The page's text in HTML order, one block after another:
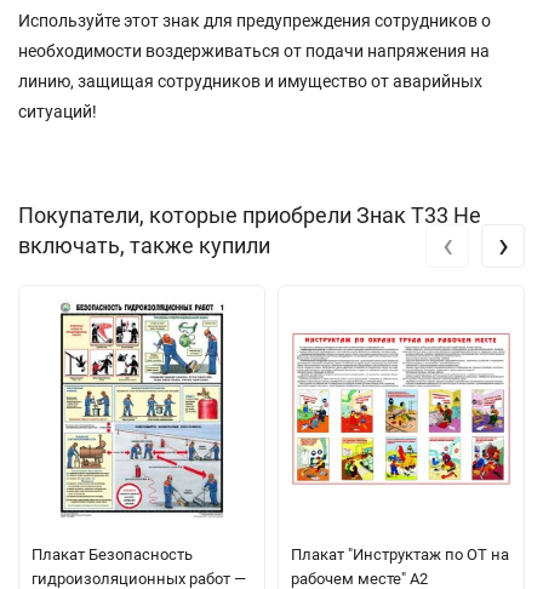
Используйте этот знак для предупреждения сотрудников о
необходимости воздерживаться от подачи напряжения на
линию, защищая сотрудников и имущество от аварийных
ситуаций!
Покупатели, которые приобрели Знак T33 Не
включать, также купили
Плакат Безопасность
гидроизоляционных работ —
Плакат "Инструктаж по ОТ на
рабочем месте" А2
‹ ›